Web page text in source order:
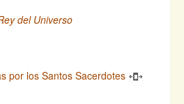
del Universo
por los Santos Sacerdotes